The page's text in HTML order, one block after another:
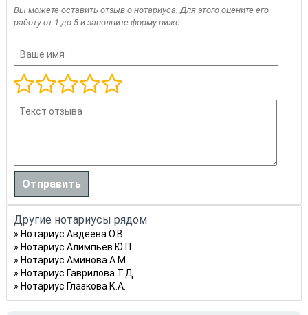
Вы можете оставить отзыв о нотариуса. Для этого оцените его
работу от 1 до 5 и заполните форму ниже:
Другие нотариусы рядом
Нотариус Авдеева О.В.
Нотариус Алимпьев Ю.П.
Нотариус Аминова А.М.
Нотариус Гаврилова Т.Д.
Нотариус Глазкова К.А.